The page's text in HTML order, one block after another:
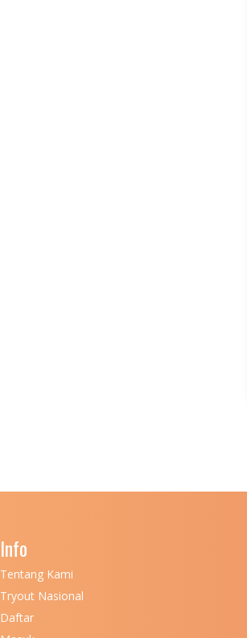
Info
Tentang Kami
Tryout Nasional
Daftar